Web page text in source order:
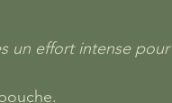
un effort intense pour